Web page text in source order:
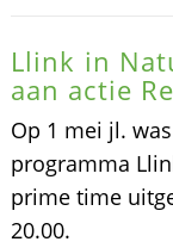
Llink in
aan actie
Op 1 mei jl.
programma
prime time
20.00.